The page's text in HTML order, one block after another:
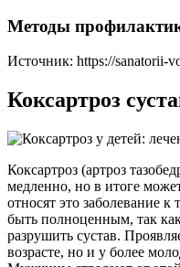
Методы
Источник: https://sanatorii-
Коксартроз
Коксартроз (артроз
медленно, но в итоге
относят это заболевание
быть полноценным, так
разрушить сустав.
возрасте, но и у более